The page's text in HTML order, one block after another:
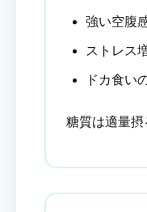
強い空腹
ストレス
ドカ食い
糖質は適量摂